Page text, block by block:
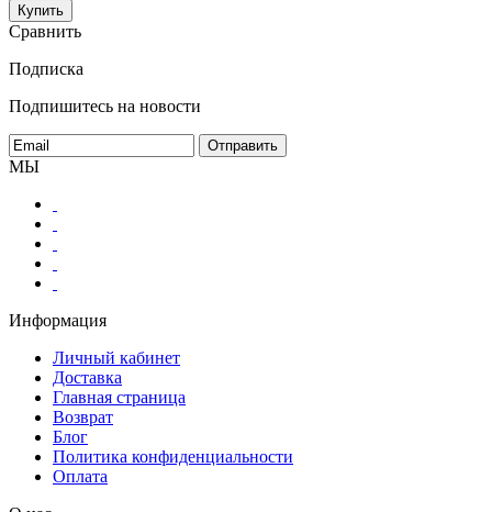
Купить
Сравнить
Подписка
Подпишитесь на новости
МЫ
Информация
Личный кабинет
Доставка
Главная страница
Возврат
Блог
Политика конфиденциальности
Оплата